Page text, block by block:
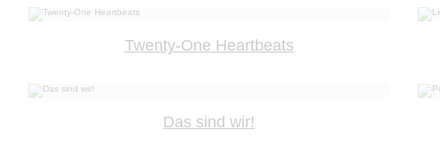
Twenty-One Heartbeats
Das sind wir!